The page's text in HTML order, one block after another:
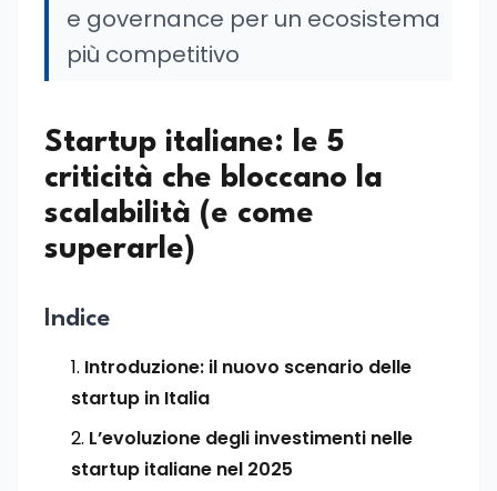
e governance per un ecosistema
più competitivo
Startup italiane: le 5
criticità che bloccano la
scalabilità (e come
superarle)
Indice
Introduzione: il nuovo scenario delle
startup in Italia
L’evoluzione degli investimenti nelle
startup italiane nel 2025